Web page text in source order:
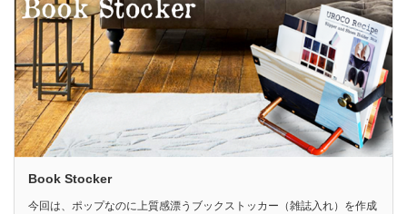
Book Stocker
今回は、ポップなのに上質感漂うブックストッカー（雑誌入れ）を作成